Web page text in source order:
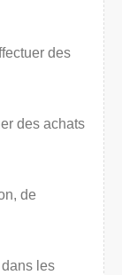
des
des achats
de
les